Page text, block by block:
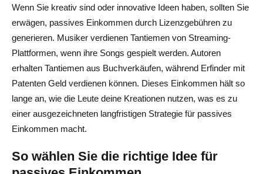
Wenn Sie kreativ sind oder innovative Ideen haben, sollten Sie
erwägen, passives Einkommen durch Lizenzgebühren zu
generieren. Musiker verdienen Tantiemen von Streaming-
Plattformen, wenn ihre Songs gespielt werden. Autoren
erhalten Tantiemen aus Buchverkäufen, während Erfinder mit
Patenten Geld verdienen können. Dieses Einkommen hält so
lange an, wie die Leute deine Kreationen nutzen, was es zu
einer ausgezeichneten langfristigen Strategie für passives
Einkommen macht.
So wählen Sie die richtige Idee für